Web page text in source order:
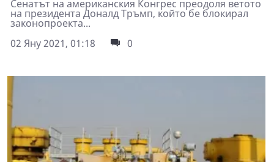
Сенатът на американския Конгрес преодоля ветото
на президента Доналд Тръмп, който бе блокирал
законопроекта...
02 Яну 2021, 01:18
0